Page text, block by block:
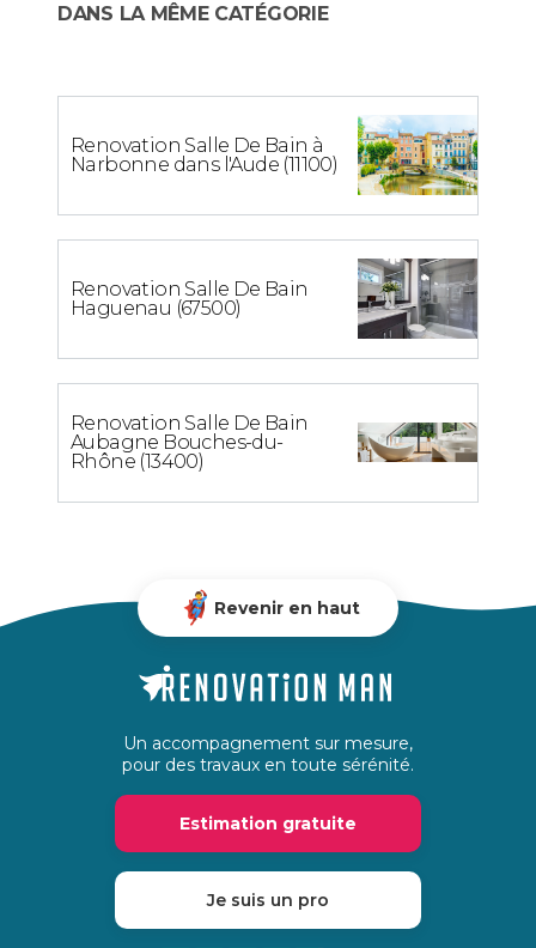
DANS LA MÊME CATÉGORIE
Renovation Salle De Bain à
Narbonne dans l'Aude (11100)
Renovation Salle De Bain
Haguenau (67500)
Renovation Salle De Bain
Aubagne Bouches-du-
Rhône (13400)
Revenir en haut
Un accompagnement sur mesure,
pour des travaux en toute sérénité.
Estimation gratuite
Je suis un pro